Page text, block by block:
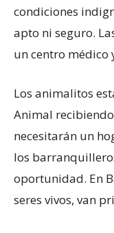
condiciones
apto ni seguro.
un centro médico
Los animalitos
Animal
necesitarán un
los
oportunidad. En
seres vivos, van